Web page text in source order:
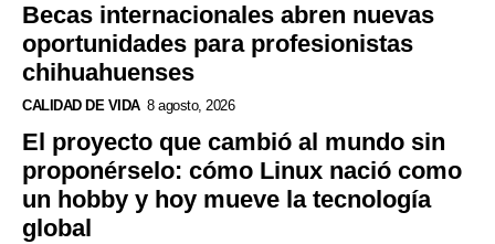
Becas internacionales abren nuevas
oportunidades para profesionistas
chihuahuenses
CALIDAD DE VIDA 8 agosto, 2026
El proyecto que cambió al mundo sin
proponérselo: cómo Linux nació como
un hobby y hoy mueve la tecnología
global